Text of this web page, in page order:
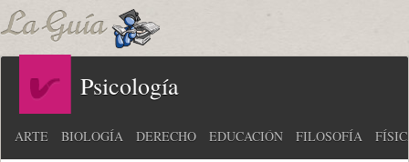
Psicología
ARTE BIOLOGÍA DERECHO EDUCACIÓN FILOSOFÍA